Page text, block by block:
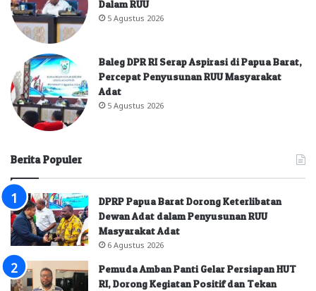
Dalam RUU
5 Agustus 2026
Baleg DPR RI Serap Aspirasi di Papua Barat,
Percepat Penyusunan RUU Masyarakat
Adat
5 Agustus 2026
Berita Populer
DPRP Papua Barat Dorong Keterlibatan
Dewan Adat dalam Penyusunan RUU
Masyarakat Adat
6 Agustus 2026
Pemuda Amban Panti Gelar Persiapan HUT
RI, Dorong Kegiatan Positif dan Tekan